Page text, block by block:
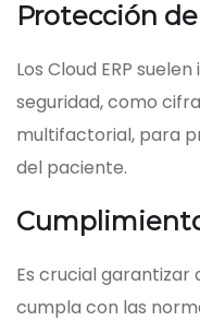
Protección
Los Cloud ERP
seguridad, como
multifactorial, para
del paciente.
Es crucial garantizar
cumpla con las